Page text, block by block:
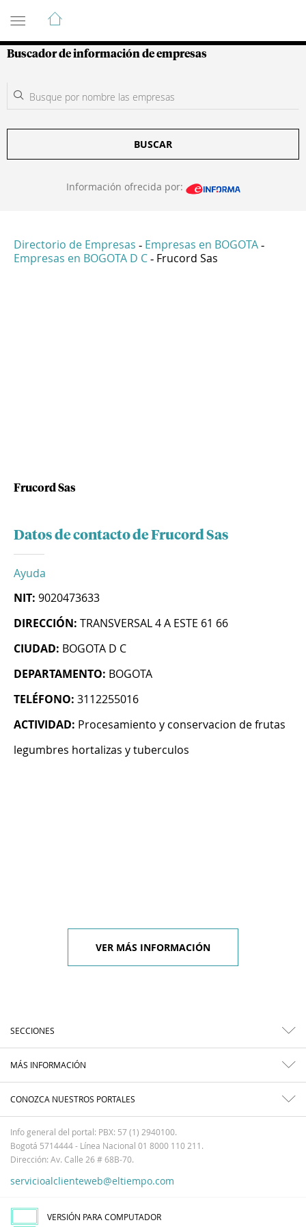
Guía de Empresas Colombianas
Buscador de información de empresas
BUSCAR
Información ofrecida por:
Directorio de Empresas - Empresas en BOGOTA -
Empresas en BOGOTA D C - Frucord Sas
Frucord Sas
Datos de contacto de Frucord Sas
Ayuda
NIT: 9020473633
DIRECCIÓN: TRANSVERSAL 4 A ESTE 61 66
CIUDAD: BOGOTA D C
DEPARTAMENTO: BOGOTA
TELÉFONO: 3112255016
ACTIVIDAD: Procesamiento y conservacion de frutas
legumbres hortalizas y tuberculos
VER MÁS INFORMACIÓN
SECCIONES
MÁS INFORMACIÓN
CONOZCA NUESTROS PORTALES
Info general del portal: PBX: 57 (1) 2940100.
Bogotá 5714444 - Línea Nacional 01 8000 110 211.
Dirección: Av. Calle 26 # 68B-70.
servicioalclienteweb@eltiempo.com
VERSIÓN PARA COMPUTADOR